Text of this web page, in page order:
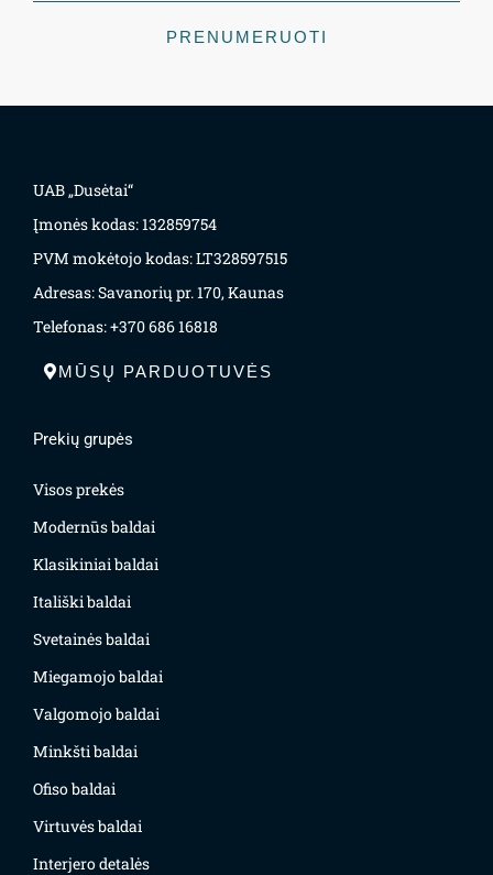
PRENUMERUOTI
UAB „Dusėtai“
Įmonės kodas: 132859754
PVM mokėtojo kodas: LT328597515
Adresas: Savanorių pr. 170, Kaunas
Telefonas: +370 686 16818
MŪSŲ PARDUOTUVĖS
Prekių grupės
Visos prekės
Modernūs baldai
Klasikiniai baldai
Itališki baldai
Svetainės baldai
Miegamojo baldai
Valgomojo baldai
Minkšti baldai
Ofiso baldai
Virtuvės baldai
Interjero detalės